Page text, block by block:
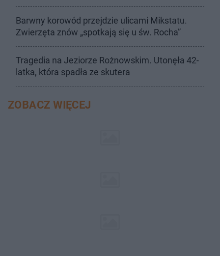
Barwny korowód przejdzie ulicami Mikstatu.
Zwierzęta znów „spotkają się u św. Rocha”
Tragedia na Jeziorze Rożnowskim. Utonęła 42-
latka, która spadła ze skutera
ZOBACZ WIĘCEJ